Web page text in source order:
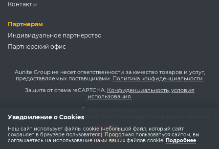
Контакты
Партнерам
Индивидуальное партнерство
Партнерский офис
Aunite Group не несет ответственности за качество товаров и услуг,
предоставляемых поставщиками. Политика конфиденциальности.
Защита от спама reCAPTCHA. Конфиденциальность, условия
использования.
© 2026, Aunite Group
Копирование и использование материалов сайта запрещено законом.
Уведомление о Cookies
Наш сайт использует файлы cookie (небольшой файл, который сайт
сохраняет в браузере пользователя). Продолжая пользоваться сайтом, вы
соглашаетесь на использование нами ваших файлов cookie. Подробнее